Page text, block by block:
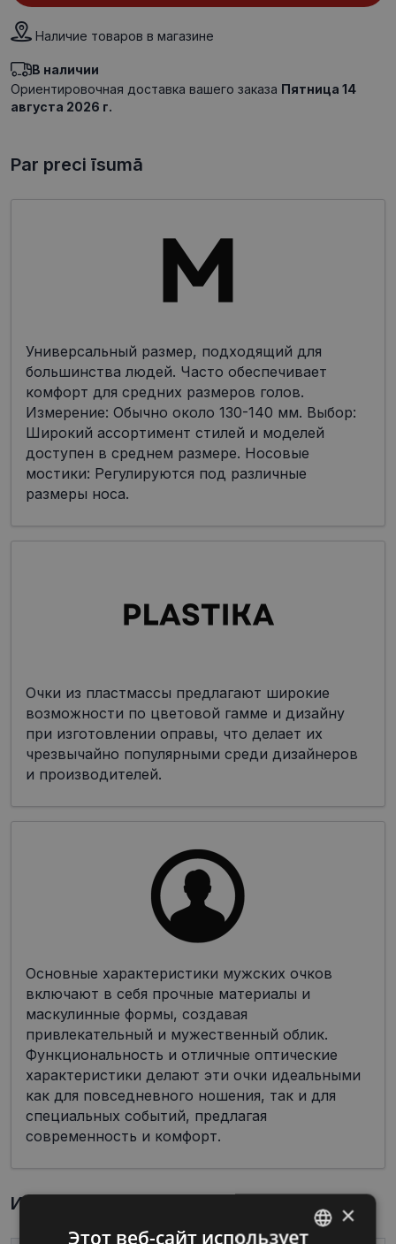
Наличие товаров в магазине
В наличии
Ориентировочная доставка вашего заказа Пятница 14
августа 2026 г.
Par preci īsumā
Универсальный размер, подходящий для
большинства людей. Часто обеспечивает
комфорт для средних размеров голов.
Измерение: Обычно около 130-140 мм. Выбор:
Широкий ассортимент стилей и моделей
доступен в среднем размере. Носовые
мостики: Регулируются под различные
размеры носа.
Очки из пластмассы предлагают широкие
возможности по цветовой гамме и дизайну
при изготовлении оправы, что делает их
чрезвычайно популярными среди дизайнеров
и производителей.
Основные характеристики мужских очков
включают в себя прочные материалы и
маскулинные формы, создавая
привлекательный и мужественный облик.
Функциональность и отличные оптические
характеристики делают эти очки идеальными
как для повседневного ношения, так и для
специальных событий, предлагая
современность и комфорт.
Информация о продукте ×
Этот веб-сайт использует